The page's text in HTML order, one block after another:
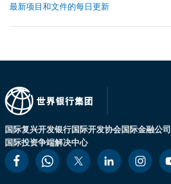
最新项目和文件的每日更新
国际复兴开发银行国际开发协会国际金融公司
国际投资争端解决中心